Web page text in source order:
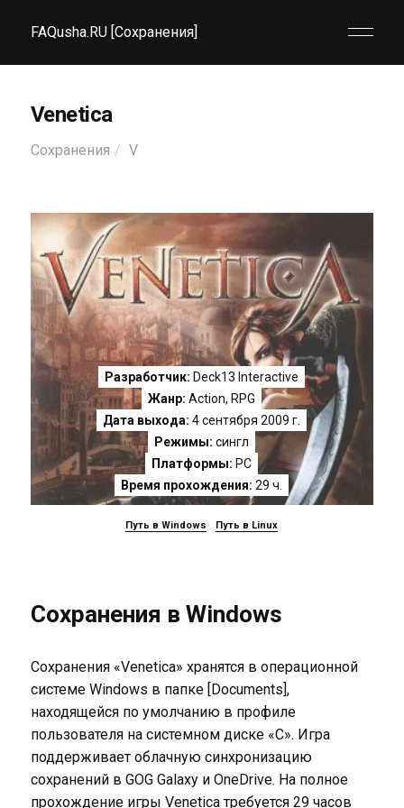
FAQusha.RU [Сохранения]
Venetica
Сохранения V
Разработчик: Deck13 Interactive
Жанр: Action, RPG
Дата выхода: 4 сентября 2009 г.
Режимы: сингл
Платформы: PC
Время прохождения: 29 ч.
Путь в Windows Путь в Linux
Сохранения в Windows
Сохранения «Venetica» хранятся в операционной
системе Windows в папке [Documents],
находящейся по умолчанию в профиле
пользователя на системном диске «C». Игра
поддерживает облачную синхронизацию
сохранений в GOG Galaxy и OneDrive. На полное
прохождение игры Venetica требуется 29 часов